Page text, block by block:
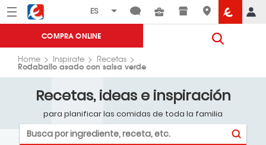
Menú Eroski
COMPRA ONLINE
Home Inspirate Recetas
Rodaballo asado con salsa verde
Recetas, ideas e inspiración
para planificar las comidas de toda la familia